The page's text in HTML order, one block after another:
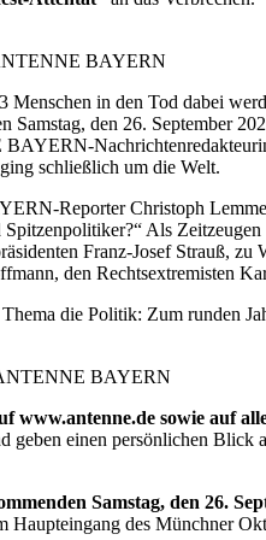
BAYERN
in den Tod dabei
den 26. September
schließlich um die Welt.
Reporter Christoph
Spitzenpolitiker?“ Als
Franz-Josef Strauß,
den Rechtsextremisten
die Politik: Zum runden
BAYERN
www.antenne.de sowie auf
geben einen persönlichen Blick
Samstag, den 26.
Haupteingang des Münchner